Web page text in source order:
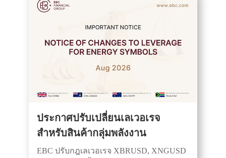
ประกาศปรับเปลี่ยนเลเวอเรจ
สำหรับสินค้ากลุ่มพลังงาน
EBC ปรับกฎเลเวอเรจ XBRUSD, XNGUSD